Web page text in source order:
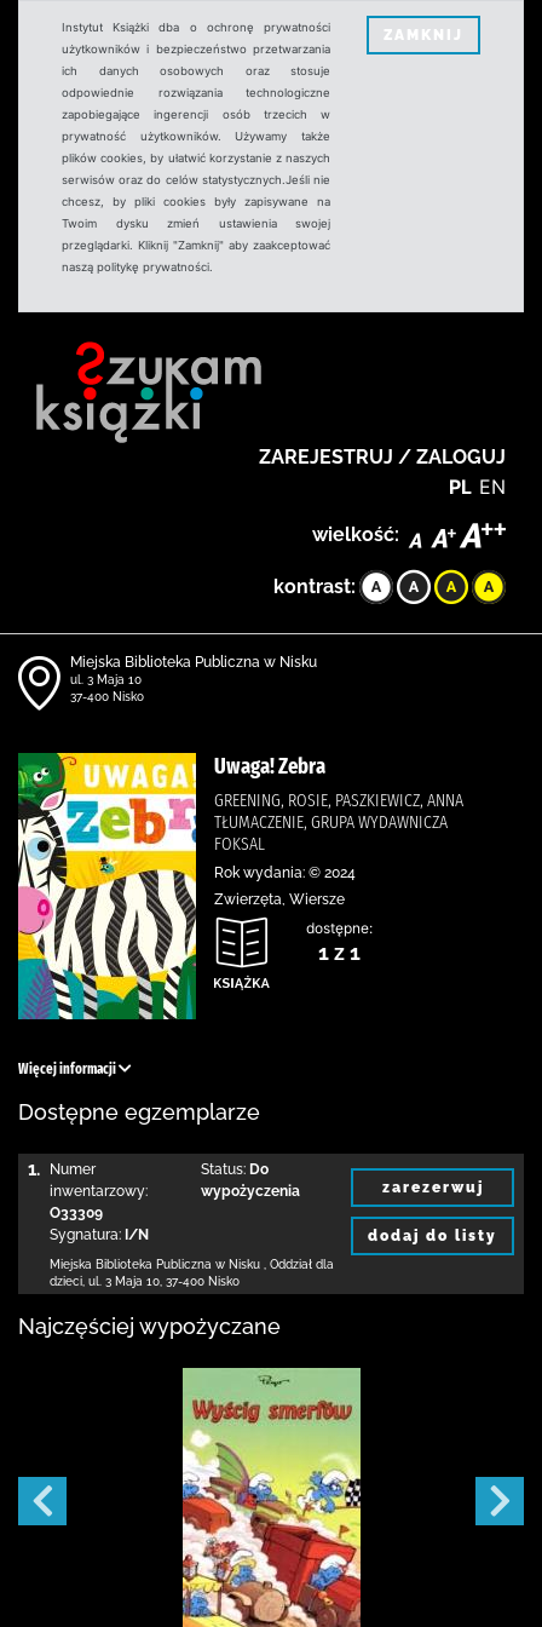
Instytut Książki dba o ochronę prywatności
użytkowników i bezpieczeństwo przetwarzania
ich danych osobowych oraz stosuje
odpowiednie rozwiązania technologiczne
zapobiegające ingerencji osób trzecich w
prywatność użytkowników. Używamy także
plików cookies, by ułatwić korzystanie z naszych
serwisów oraz do celów statystycznych.Jeśli nie
chcesz, by pliki cookies były zapisywane na
Twoim dysku zmień ustawienia swojej
przeglądarki. Kliknij "Zamknij" aby zaakceptować
naszą politykę prywatności.
ZAMKNIJ
ZAREJESTRUJ / ZALOGUJ
PL EN
wielkość:
kontrast:
Miejska Biblioteka Publiczna w Nisku
ul. 3 Maja 10
37-400 Nisko
Uwaga! Zebra
GREENING, ROSIE, PASZKIEWICZ, ANNA
TŁUMACZENIE, GRUPA WYDAWNICZA
FOKSAL
Rok wydania: © 2024
Zwierzęta, Wiersze
dostępne:
1 z 1
Więcej informacji
Dostępne egzemplarze
1.
Numer
inwentarzowy:
O33309
Sygnatura: I/N
Status: Do
wypożyczenia
Miejska Biblioteka Publiczna w Nisku
Oddział dla
dzieci, ul. 3 Maja 10 37-400 Nisko
zarezerwuj
dodaj do listy
Najczęściej wypożyczane